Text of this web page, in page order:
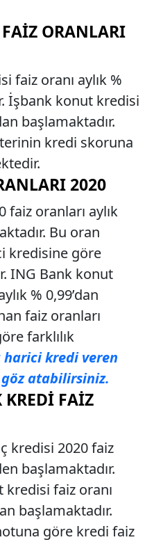
ORANLARI
faiz oranı aylık %
İşbank konut kredisi
başlamaktadır.
kredi skoruna
2020
oranları aylık
Bu oran
kredisine göre
ING Bank konut
% 0,99’dan
faiz oranları
farklılık
harici kredi veren
atabilirsiniz.
FAIZ
kredisi 2020 faiz
başlamaktadır.
faiz oranı
başlamaktadır.
göre kredi faiz